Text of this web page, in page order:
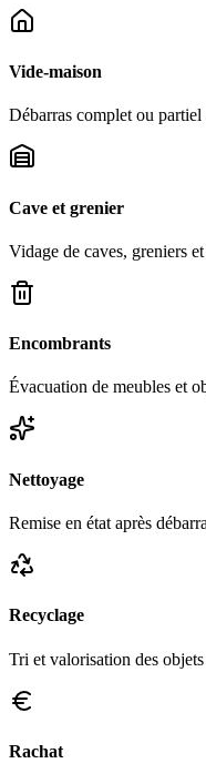
Vide-maison
Débarras complet ou
Cave et grenier
Vidage de caves, greniers
Encombrants
Évacuation de meubles et
Nettoyage
Remise en état après
Recyclage
Tri et valorisation des
Rachat